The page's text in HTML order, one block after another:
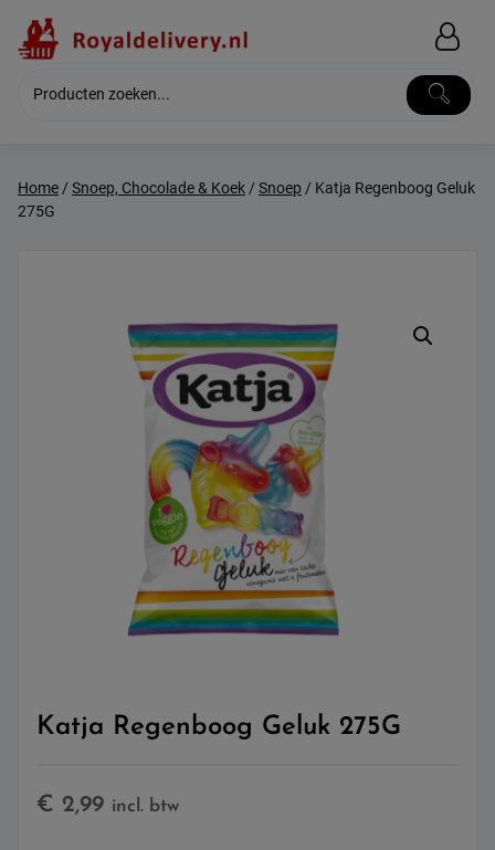
content
Home/ Snoep, Chocolade & Koek/ Snoep / Katja Regenboog Geluk
275G
Katja Regenboog Geluk 275G
€ 2,99 incl. btw